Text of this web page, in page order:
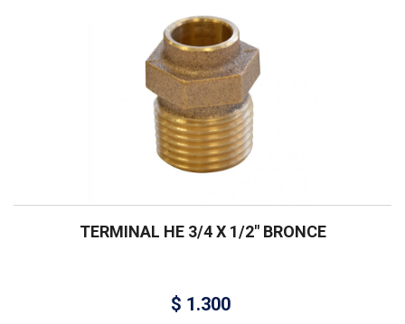
TERMINAL HE 3/4 X 1/2″ BRONCE
$ 1.300